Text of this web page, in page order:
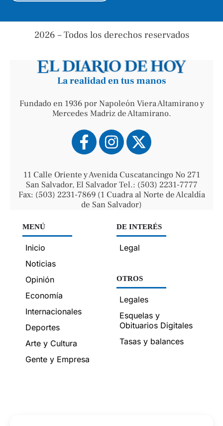
2026 – Todos los derechos reservados
La realidad en tus manos
Fundado en 1936 por Napoleón Viera Altamirano y
Mercedes Madriz de Altamirano.
11 Calle Oriente y Avenida Cuscatancingo No 271
San Salvador, El Salvador Tel.: (503) 2231-7777
Fax: (503) 2231-7869 (1 Cuadra al Norte de Alcaldía
de San Salvador)
MENÚ
Inicio
Noticias
Opinión
Economía
Internacionales
Deportes
Arte y Cultura
Gente y Empresa
DE INTERÉS
Legal
OTROS
Legales
Esquelas y
Obituarios Digitales
Tasas y balances